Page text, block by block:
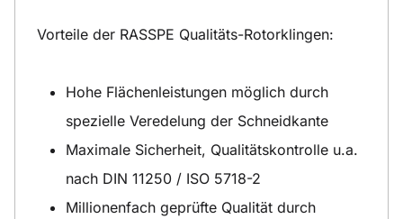
Vorteile der RASSPE Qualitäts-Rotorklingen:
Hohe Flächenleistungen möglich durch
spezielle Veredelung der Schneidkante
Maximale Sicherheit, Qualitätskontrolle u.a.
nach DIN 11250 / ISO 5718-2
Millionenfach geprüfte Qualität durch